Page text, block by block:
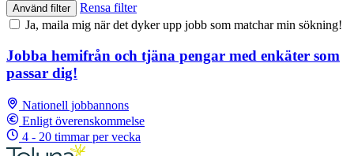
Använd filter
Rensa filter
Ja, maila mig när det dyker upp jobb som matchar min sökning!
Jobba hemifrån och tjäna pengar med enkäter som
passar dig!
Nationell jobbannons
Enligt överenskommelse
4 - 20 timmar per vecka